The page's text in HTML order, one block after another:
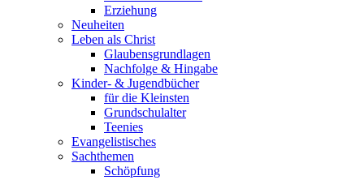
Erziehung
Neuheiten
Leben als Christ
Glaubensgrundlagen
Nachfolge & Hingabe
Kinder- & Jugendbücher
für die Kleinsten
Grundschulalter
Teenies
Evangelistisches
Sachthemen
Schöpfung